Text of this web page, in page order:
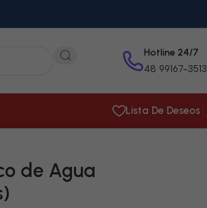
Hotline 24/7
48 99167-3513
Lista De Deseos
de Agua